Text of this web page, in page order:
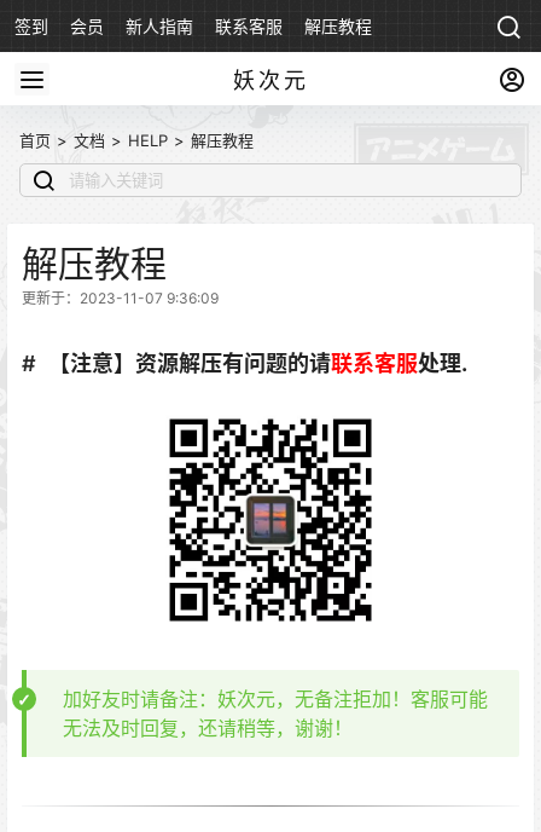
签到 会员 新人指南 联系客服 解压教程
妖次元
首页 > 文档 > HELP > 解压教程
解压教程
更新于：2023-11-07 9:36:09
【注意】资源解压有问题的请联系客服处理.
加好友时请备注：妖次元，无备注拒加！客服可能
无法及时回复，还请稍等，谢谢！